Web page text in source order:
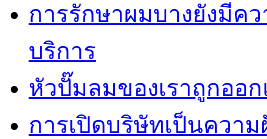
การรักษาผมบางยังมีค
บริการ
หัวปั๊มลมของเราถูกออ
การเปิดบริษัทเป็นควา